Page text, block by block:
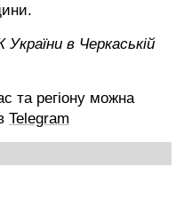
в Черкаській
та регіону можна
Telegram